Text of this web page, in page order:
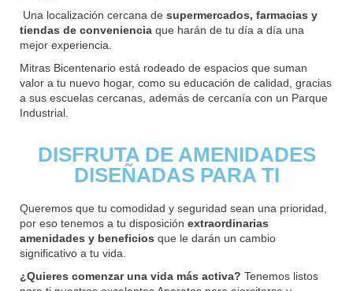
Una localización cercana de supermercados, farmacias y
tiendas de conveniencia que harán de tu día a día una
mejor experiencia.
Mitras Bicentenario está rodeado de espacios que suman
valor a tu nuevo hogar, como su educación de calidad, gracias
a sus escuelas cercanas, además de cercanía con un Parque
Industrial.
DISFRUTA DE AMENIDADES
DISEÑADAS PARA TI
Queremos que tu comodidad y seguridad sean una prioridad,
por eso tenemos a tu disposición extraordinarias
amenidades y beneficios que le darán un cambio
significativo a tu vida.
¿Quieres comenzar una vida más activa? Tenemos listos